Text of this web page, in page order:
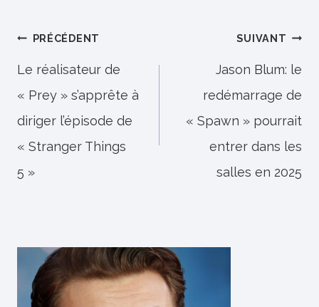
Navigation
de
l’article
PRÉCÉDENT
Le réalisateur de
« Prey » s’apprête à
diriger l’épisode de
« Stranger Things
5 »
SUIVANT
Jason Blum: le
redémarrage de
« Spawn » pourrait
entrer dans les
salles en 2025